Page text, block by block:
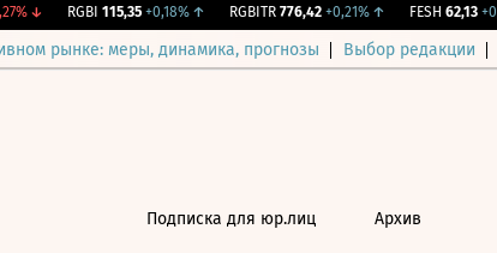
↓ RGBI 115,35 +0,18%↑ RGBITR 776,42 +0,21%↑ FESH 62,13
рынке: меры, динамика, прогнозы Выбор редакции
Подписка для юр.лиц Архив